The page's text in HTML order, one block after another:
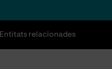
Entitats relacionades